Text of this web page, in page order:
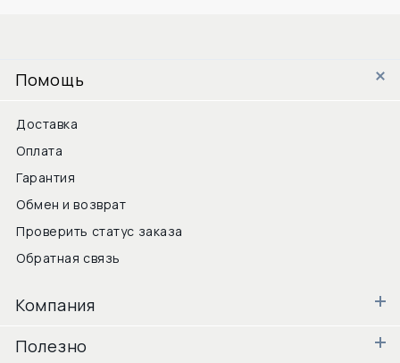
Помощь
Доставка
Оплата
Гарантия
Обмен и возврат
Проверить статус заказа
Обратная связь
Компания
Полезно